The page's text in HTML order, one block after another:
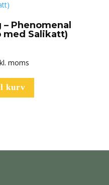
Phenomenal
med Salikatt)
moms
kurv